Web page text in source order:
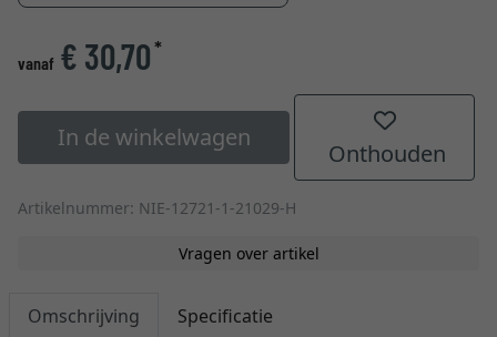
vanaf € 30,70*
In de winkelwagen
Onthouden
Artikelnummer: NIE-12721-1-21029-H
Vragen over artikel
Omschrijving Specificatie